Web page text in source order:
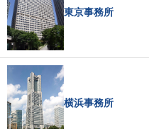
東京事務所
横浜事務所